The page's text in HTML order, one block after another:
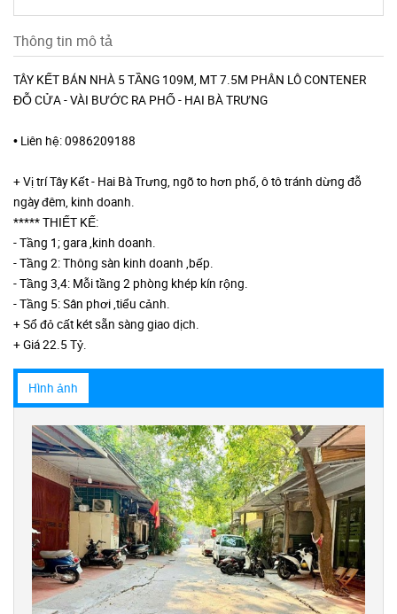
Thông tin mô tả
TÂY KẾT BÁN NHÀ 5 TẦNG 109M, MT 7.5M PHÂN LÔ CONTENER
ĐỖ CỬA - VÀI BƯỚC RA PHỐ - HAI BÀ TRƯNG
• Liên hệ: 0986209188
+ Vị trí Tây Kết - Hai Bà Trưng, ngõ to hơn phố, ô tô tránh dừng đỗ
ngày đêm, kinh doanh.
***** THIẾT KẾ:
- Tầng 1; gara ,kinh doanh.
- Tầng 2: Thông sàn kinh doanh ,bếp.
- Tầng 3,4: Mỗi tầng 2 phòng khép kín rộng.
- Tầng 5: Sân phơi ,tiểu cảnh.
+ Sổ đỏ cất két sẵn sàng giao dịch.
+ Giá 22.5 Tỷ.
Hình ảnh